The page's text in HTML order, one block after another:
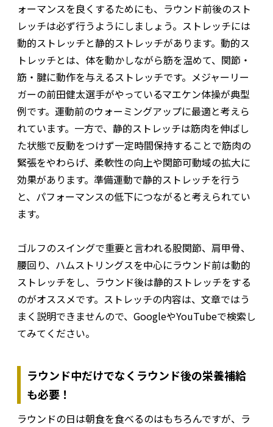
ォーマンスを良くするためにも、ラウンド前後のスト
レッチは必ず行うようにしましょう。ストレッチには
動的ストレッチと静的ストレッチがあります。動的ス
トレッチとは、体を動かしながら筋を温めて、関節・
筋・腱に動作を与えるストレッチです。メジャーリー
ガーの前田健太選手がやっているマエケン体操が典型
例です。運動前のウォーミングアップに最適と考えら
れています。一方で、静的ストレッチは筋肉を伸ばし
た状態で反動をつけず一定時間保持することで筋肉の
緊張をやわらげ、柔軟性の向上や関節可動域の拡大に
効果があります。準備運動で静的ストレッチを行う
と、パフォーマンスの低下につながると考えられてい
ます。
ゴルフのスイングで重要と言われる股関節、肩甲骨、
腰回り、ハムストリングスを中心にラウンド前は動的
ストレッチをし、ラウンド後は静的ストレッチをする
のがオススメです。ストレッチの内容は、文章ではう
まく説明できませんので、GoogleやYouTubeで検索し
てみてください。
ラウンド中だけでなくラウンド後の栄養補給
も必要！
ラウンドの日は朝食を食べるのはもちろんですが、ラ